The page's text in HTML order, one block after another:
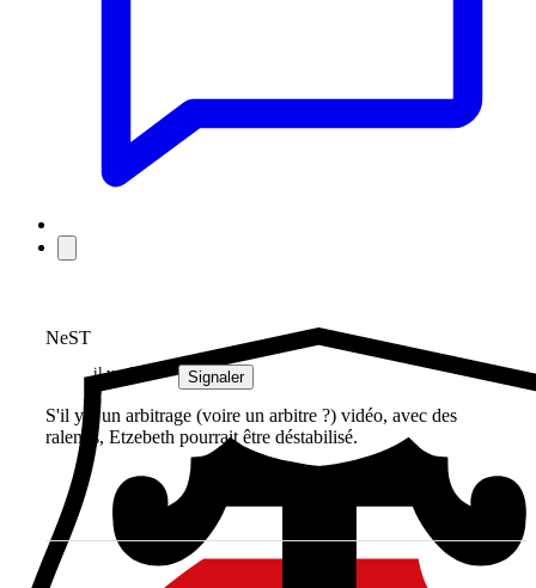
NeST
il y a 2 ans Signaler
S'il y a un arbitrage (voire un arbitre ?) vidéo, avec des
ralentis, Etzebeth pourrait être déstabilisé.